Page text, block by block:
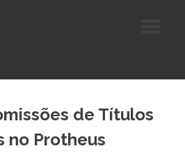
de Títulos
no Protheus